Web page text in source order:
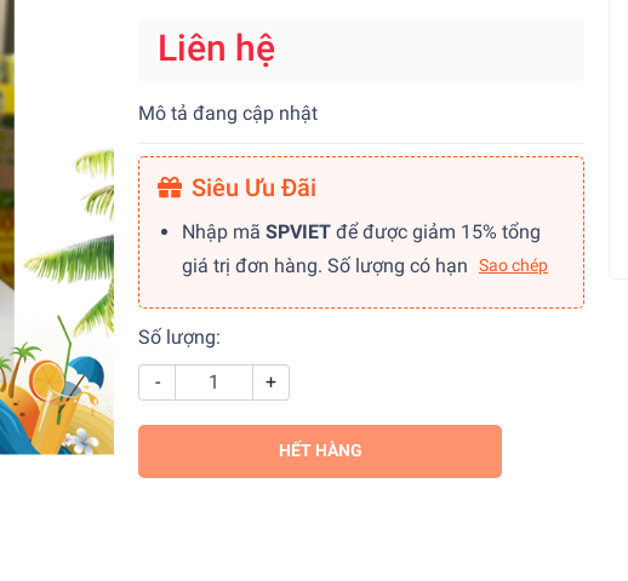
Liên hệ
Mô tả đang cập nhật
Siêu Ưu Đãi
Nhập mã SPVIET để được giảm 15% tổng
giá trị đơn hàng. Số lượng có hạn
Sao chép
Số lượng:
-
+
HẾT HÀNG